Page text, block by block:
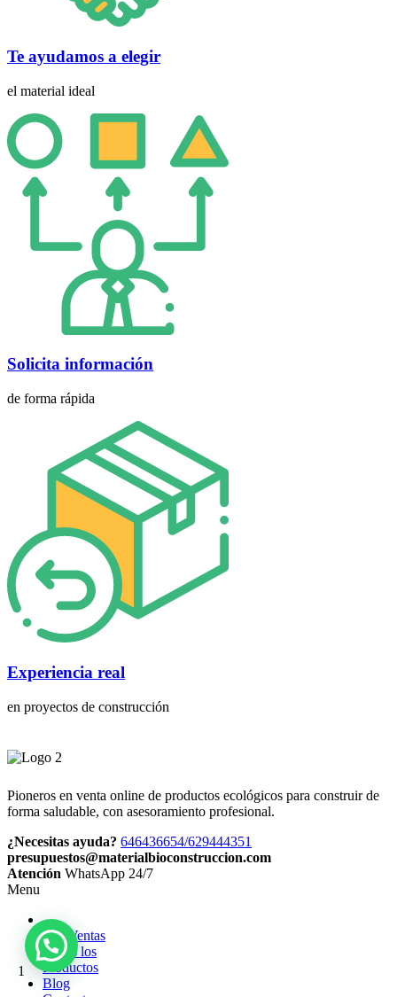
Te ayudamos a elegir
el material ideal
Solicita información
de forma rápida
Experiencia real
en proyectos de construcción
Pioneros en venta online de productos ecológicos para construir de
forma saludable, con asesoramiento profesional.
¿Necesitas ayuda? 646436654/629444351
presupuestos@materialbioconstruccion.com
Atención WhatsApp 24/7
Menu
Top Ventas
Todos los
Productos
Blog
1